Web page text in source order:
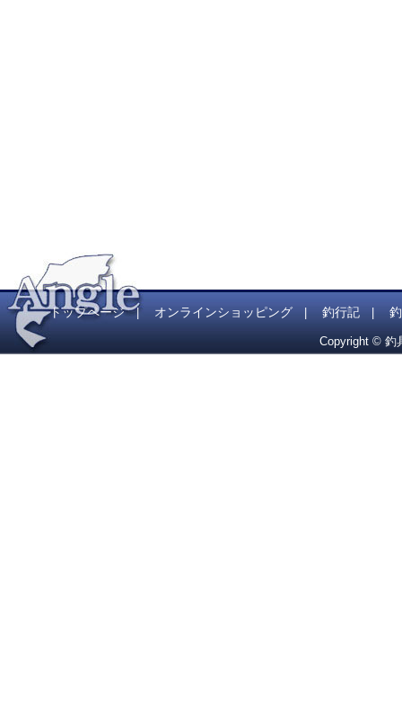
トップページ| オンラインショッピング| 釣行記
Copyright © 釣